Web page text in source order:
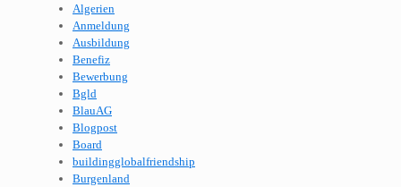
Algerien
Anmeldung
Ausbildung
Benefiz
Bewerbung
Bgld
BlauAG
Blogpost
Board
buildingglobalfriendship
Burgenland